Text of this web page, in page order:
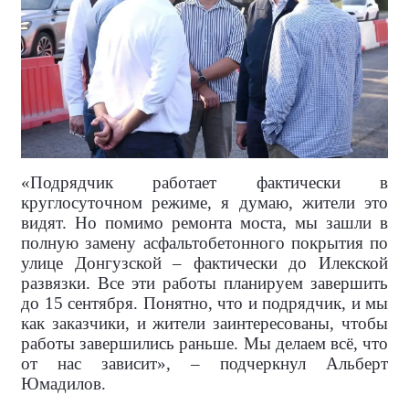
«Подрядчик работает фактически в
круглосуточном режиме, я думаю, жители это
видят. Но помимо ремонта моста, мы зашли в
полную замену асфальтобетонного покрытия по
улице Донгузской – фактически до Илекской
развязки. Все эти работы планируем завершить
до 15 сентября. Понятно, что и подрядчик, и мы
как заказчики, и жители заинтересованы, чтобы
работы завершились раньше. Мы делаем всё, что
от нас зависит», – подчеркнул Альберт
Юмадилов.